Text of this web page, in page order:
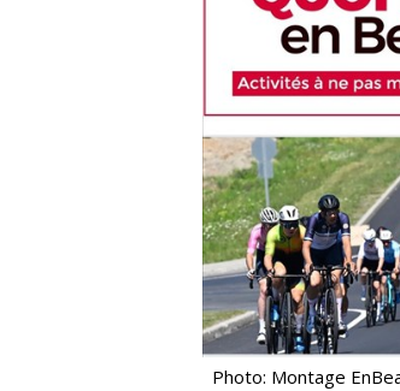
Photo: Montage